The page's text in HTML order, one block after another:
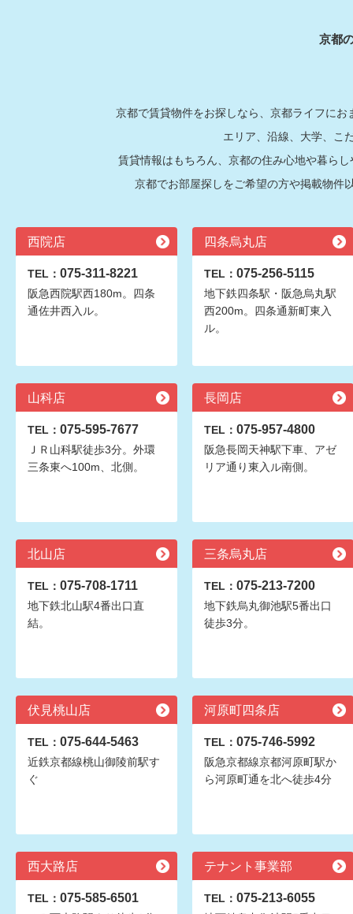
京都
京都で賃貸物件をお探しなら、京都ライフに
エリア、沿線、大学、こ
賃貸情報はもちろん、京都の住み心地や暮ら
京都でお部屋探しをご希望の方や掲載物件
西院店
TEL： 075-311-8221
阪急西院駅西180m。四条
通佐井西入ル。
四条烏丸店
TEL： 075-256-5115
地下鉄四条駅・阪急烏丸駅
西200m。四条通新町東入
ル。
山科店
TEL： 075-595-7677
ＪＲ山科駅徒歩3分。外環
三条東へ100m、北側。
長岡店
TEL： 075-957-4800
阪急長岡天神駅下車、アゼ
リア通り東入ル南側。
北山店
TEL： 075-708-1711
地下鉄北山駅4番出口直
結。
三条烏丸店
TEL： 075-213-7200
地下鉄烏丸御池駅5番出口
徒歩3分。
伏見桃山店
TEL： 075-644-5463
近鉄京都線桃山御陵前駅す
ぐ
河原町四条店
TEL： 075-746-5992
阪急京都線京都河原町駅か
ら河原町通を北へ徒歩4分
西大路店
TEL： 075-585-6501
テナント事業部
TEL： 075-213-6055